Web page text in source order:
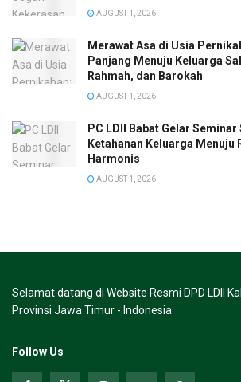
AUGUST 1, 2026
Merawat Asa di Usia
Panjang Menuju Keluarga
Rahmah, dan Barokah
AUGUST 1, 2026
PC LDII Babat Gelar
Ketahanan Keluarga Menuju
Harmonis
AUGUST 1, 2026
Selamat datang di Website Resmi DPD LDII
Provinsi Jawa Timur - Indonesia
Follow Us